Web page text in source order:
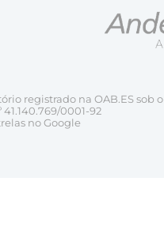
registrado na OAB.ES sob o
41.140.769/0001-92
no Google